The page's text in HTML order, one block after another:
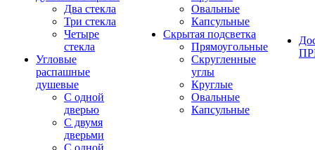
Два стекла
Три стекла
Четыре
стекла
Угловые
распашные
душевые
С одной
дверью
С двумя
дверьми
С одной
Овальные
Капсульные
Скрытая подсветка
Прямоугольные
Скругленные
углы
Круглые
Овальные
Капсульные